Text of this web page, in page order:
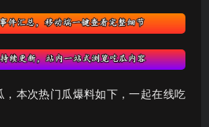
，本次热门瓜爆料如下，一起在线吃